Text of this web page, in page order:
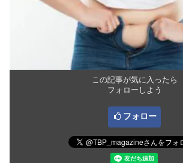
この記事が気に入ったら
フォローしよう
フォロー